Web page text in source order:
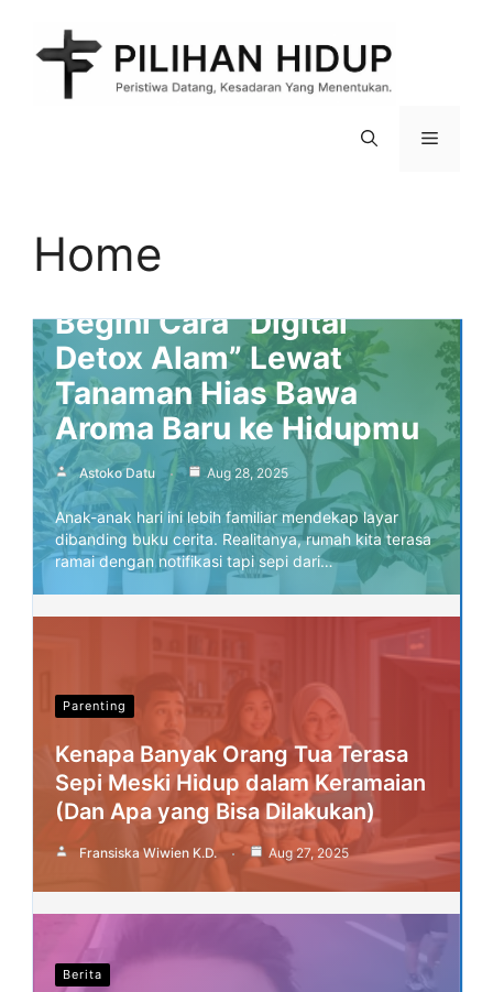
content
Menu
Home
Hobby
Begini Cara “Digital
Detox Alam” Lewat
Tanaman Hias Bawa
Aroma Baru ke Hidupmu
Astoko Datu Aug 28, 2025
Anak-anak hari ini lebih familiar mendekap layar
dibanding buku cerita. Realitanya, rumah kita terasa
ramai dengan notifikasi tapi sepi dari…
Parenting
Kenapa Banyak Orang Tua Terasa
Sepi Meski Hidup dalam Keramaian
(Dan Apa yang Bisa Dilakukan)
Fransiska Wiwien K.D. Aug 27, 2025
Berita